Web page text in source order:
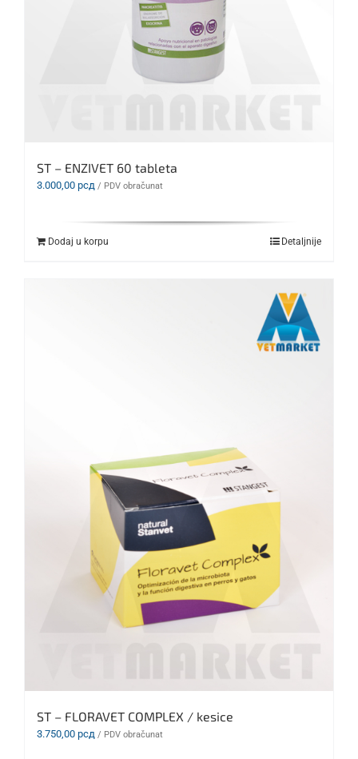
ST – ENZIVET 60 tableta
3.000,00 рсд / PDV obračunat
Dodaj u korpu Detaljnije
ST – FLORAVET COMPLEX / kesice
3.750,00 рсд / PDV obračunat